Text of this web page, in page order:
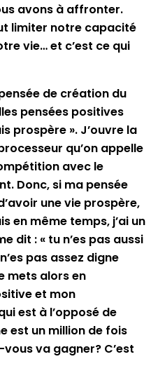
avons à affronter.
limiter notre capacité
vie… et c’est ce qui
de création du
pensées positives
prospère ». J’ouvre la
qu’on appelle
avec le
Donc, si ma pensée
une vie prospère,
en même temps, j’ai un
dit : « tu n’es pas aussi
pas assez digne
mets alors en
et mon
est à l’opposé de
est un million de fois
va gagner? C’est